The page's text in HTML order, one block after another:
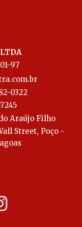
97
0322
Araújo Filho
Street, Poço -